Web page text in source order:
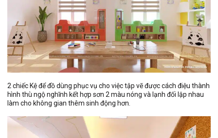
2 chiếc Kệ để đồ dùng phục vụ cho việc tập vẽ được cách điệu thành
hình thù ngộ nghĩnh kết hợp sơn 2 màu nóng và lạnh đối lập nhau
làm cho không gian thêm sinh động hơn.